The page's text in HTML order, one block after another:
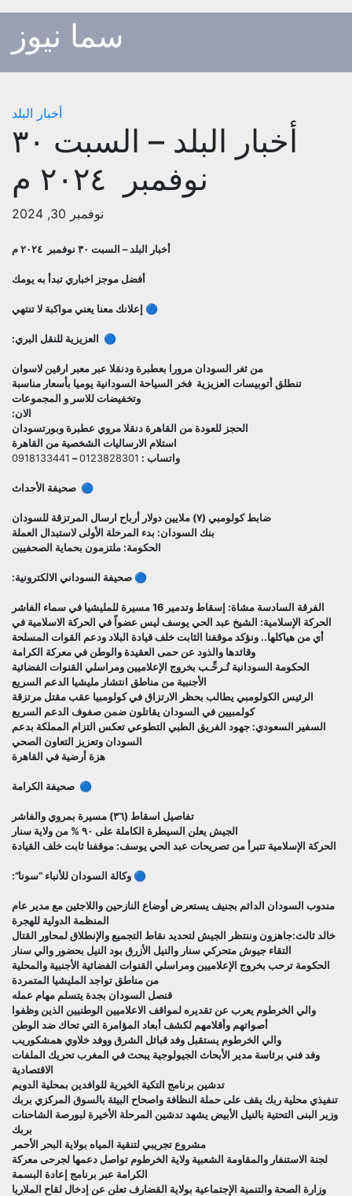
سما نيوز
أخبار البلد
أخبار البلد – السبت ٣٠
نوفمبر ٢٠٢٤ م
نوفمبر 30, 2024
أخبار البلد – السبت ٣٠ نوفمبر ٢٠٢٤ م
أفضل موجز اخباري تبدأ به يومك
🔵 إعلانك معنا يعني مواكبة لا تنتهي
🔵 العزيزية للنقل البري:
من ثغر السودان مرورا بعطبرة ودنقلا عبر معبر ارقين لاسوان
تنطلق أتوبيسات العزيزية فخر السياحة السودانية يوميا بأسعار مناسبة
وتخفيضات للاسر و المجموعات
الان:
الحجز للعودة من القاهرة دنقلا مروي عطبرة وبورتسودان
استلام الارساليات الشخصية من القاهرة
واتساب : 0123828301
–
0918133441
🔵 صحيفة الأحداث
ضابط كولومبي (٧) ملايين دولار أرباح ارسال المرتزقة للسودان
بنك السودان: بدء المرحلة الأولى لاستبدال العملة
الحكومة: ملتزمون بحماية الصحفيين
🔵 صحيفة السوداني الالكترونية:
الفرقة السادسة مشاة: إسقاط وتدمير 16 مسيرة للمليشيا في سماء الفاشر
الحركة الإسلامية: الشيخ عبد الحي يوسف ليس عضواً في الحركة الاسلامية في
أي من هياكلها.. ونؤكد موقفنا الثابت خلف قيادة البلاد ودعم القوات المسلحة
وقائدها والذود عن حمى العقيدة والوطن في معركة الكرامة
الحكومة السودانية تُـرحِّـب بخروج الإعلاميين ومراسلي القنوات الفضائية
الأجنبية من مناطق انتشار مليشيا الدعم السريع
الرئيس الكولومبي يطالب بحظر الارتزاق في كولومبيا عقب مقتل مرتزقة
كولمبيين في السودان يقاتلون ضمن صفوف الدعم السريع
السفير السعودي: جهود الفريق الطبي التطوعي تعكس التزام المملكة بدعم
السودان وتعزيز التعاون الصحي
هزة أرضية في القاهرة
🔵 صحيفة الكرامة
تفاصيل اسقاط (٣٦) مسيرة بمروي والفاشر
الجيش يعلن السيطرة الكاملة على ٩٠ % من ولاية سنار
الحركة الإسلامية تتبرأ من تصريحات عبد الحي يوسف: موقفنا ثابت خلف القيادة
🔵 وكالة السودان للأنباء “سونا”:
مندوب السودان الدائم بجنيف يستعرض أوضاع النازحين واللاجئين مع مدير عام
المنظمة الدولية للهجرة
خالد ثالث:جاهزون وننتظر الجيش لتحديد نقاط التجميع والإنطلاق لمحاور القتال
التقاء جيوش متحركي سنار والنيل الأزرق بود النيل بحضور والي سنار
الحكومة ترحب بخروج الإعلاميين ومراسلي القنوات الفضائية الأجنبية والمحلية
من مناطق تواجد المليشيا المتمردة
قنصل السودان بجدة يتسلم مهام عمله
والي الخرطوم يعرب عن تقديره لمواقف الاعلاميين الوطنيين الذين وظفوا
أصواتهم وأقلامهم لكشف أبعاد المؤامرة التي تحاك ضد الوطن
والي الخرطوم يستقبل وفد قبائل الشرق ووفد خلاوي همشكوريب
وفد فني برئاسة مدير الأبحاث الجيولوجية يبحث في المغرب تحريك الملفات
الاقتصادية
تدشين برنامج التكية الخيرية للوافدين بمحلية الدويم
تنفيذي محلية ربك يقف على حملة النظافة واصحاح البيئة بالسوق المركزي بربك
وزير البنى التحتية بالنيل الأبيض يشهد تدشين المرحلة الأخيرة لبورصة الشاحنات
بربك
مشروع تجريبي لتنقية المياه بولاية البحر الأحمر
لجنة الاستنفار والمقاومة الشعبية ولاية الخرطوم تواصل دعمها لجرحى معركة
الكرامة عبر برنامج إعادة البسمة
وزارة الصحة والتنمية الإجتماعية بولاية القضارف تعلن عن إدخال لقاح الملاريا